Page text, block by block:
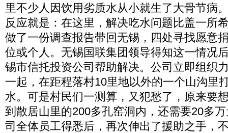
里不少人因饮用劣质水从小就生了大骨节病
反应就是：在这里，解决吃水问题比盖一所
做了一份调查报告带回无锡，四处寻找愿意
位或个人。无锡国联集团领导得知这一情况
锡市信托投资公司帮助解决。公司立即组织
一起，在距程落村10里地以外的一个山沟里
水。可是村民们一测算，又犯愁了，原来要
到散居山里的200多孔窑洞内，还需要20多
司全体员工得悉后，再次伸出了援助之手，